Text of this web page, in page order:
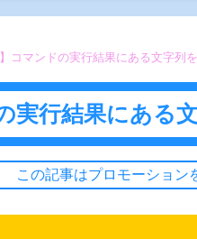
】コマンドの実行結果にある文字列
実行結果にある
この記事はプロモーション